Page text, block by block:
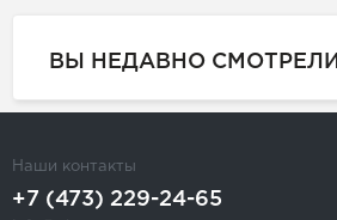
ВЫ НЕДАВНО СМОТРЕЛИ
Наши контакты
+7 (473) 229-24-65